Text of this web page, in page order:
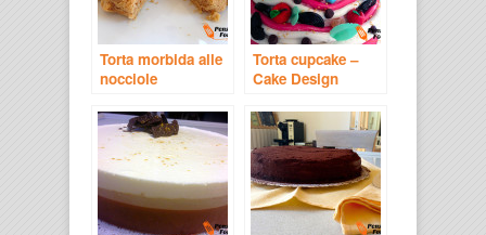
Torta morbida alle
nocciole
Torta cupcake –
Cake Design